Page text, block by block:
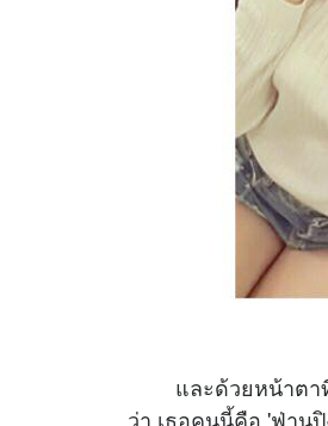
และด้วยหน้าตาที่ส
ว่า เธอคนนี้คือ 'ฟ่าน